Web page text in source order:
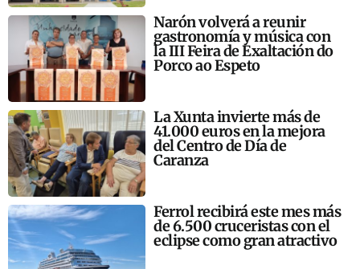
Narón volverá a reunir
gastronomía y música con
la III Feira de Exaltación do
Porco ao Espeto
La Xunta invierte más de
41.000 euros en la mejora
del Centro de Día de
Caranza
Ferrol recibirá este mes más
de 6.500 cruceristas con el
eclipse como gran atractivo